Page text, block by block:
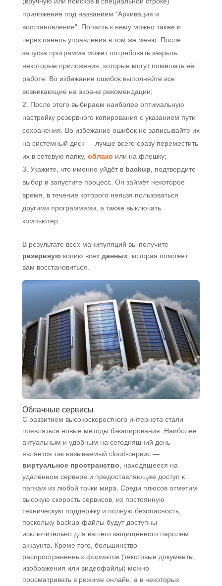
приложение под названием “Архивация и
восстановление”. Попасть к нему можно также и
через панель управления в том же меню. После
запуска программа может потребовать закрыть
некоторые приложения, которые могут помешать её
работе. Во избежание ошибок выполняйте все
возникающие на экране рекомендации;
После этого выбираем наиболее оптимальную
настройку резервного копирования с указанием пути
сохранения. Во избежание ошибок не записывайте их
на системный диск — лучше всего сразу переместить
их в сетевую папку, облако или на флешку;
Укажите, что именно уйдёт в backup , подтвердите
выбор и запустите процесс. Он займёт некоторое
время, в течение которого нельзя пользоваться
другими программами, а также выключать
компьютер.
В результате всех манипуляций вы получите
резервную копию всех данных, которая поможет
вам восстановиться.
Облачные сервисы
С развитием высокоскоростного интернета стали
появляться новые методы бэкапирования. Наиболее
актуальным и удобным на сегодняшний день
является так называемый cloud-сервис —
виртуальное пространство , находящееся на
удалённом сервере и предоставляющее доступ к
папкам из любой точки мира. Среди плюсов отметим
высокую скорость сервисов, их постоянную
техническую поддержку и полную безопасность,
поскольку backup-файлы будут доступны
исключительно для вашего защищённого паролем
аккаунта. Кроме того, большинство
распространённых форматов (текстовые документы,
изображения или видеофайлы) можно
просматривать в режиме онлайн, а в некоторых